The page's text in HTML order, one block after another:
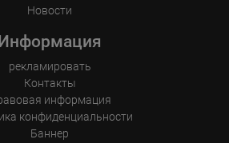
Новости
рекламировать
Контакты
информация
конфиденциальности
Баннер